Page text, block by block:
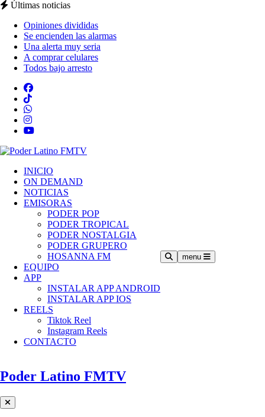
Últimas noticias
Opiniones divididas
Se encienden las alarmas
Una alerta muy seria
A comprar celulares
Todos bajo arresto
INICIO
ON DEMAND
NOTICIAS
EMISORAS
PODER POP
PODER TROPICAL
PODER NOSTALGIA
PODER GRUPERO
HOSANNA FM
EQUIPO
APP
INSTALAR APP ANDROID
INSTALAR APP IOS
REELS
Tiktok Reel
Instagram Reels
CONTACTO
menu
Poder Latino FMTV